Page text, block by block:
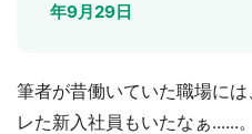
年9月29日
筆者が昔働いていた職場に
レた新入社員もいたなぁ......